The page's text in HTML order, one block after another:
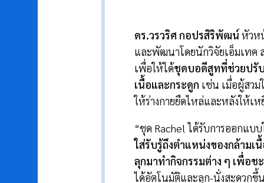
ดร.วรวริศ กอปรสิริพัฒน์ หัวห
และพัฒนาโดยนักวิจัยเอ็มเทค
เพื่อให้ได้ชุดบอดีสูทที่ช่วยปรับ
เนื้อและกระดูก เช่น เมื่อผู้สว
ให้ร่างกายยืดไหล่และหลังให้เ
“ชุด Rachel ได้รับการออกแบ
ใส่รับรู้ถึงตำแหน่งของกล้ามเ
ลุกมาทำกิจกรรมต่าง ๆ เพื่อ
ได้อัตโนมัติและลุก-นั่งสะดวกขึ้